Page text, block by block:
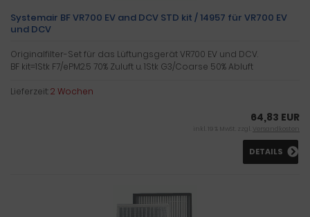
Systemair BF VR700 EV and DCV STD kit / 14957 für VR700 EV
und DCV
Originalfilter-Set für das Lüftungsgerät VR700 EV und DCV.
BF kit=1Stk F7/ePM2.5 70% Zuluft u. 1Stk G3/Coarse 50% Abluft
Lieferzeit:2 Wochen
64,83 EUR
inkl. 19 % MwSt. zzgl. Versandkosten
DETAILS